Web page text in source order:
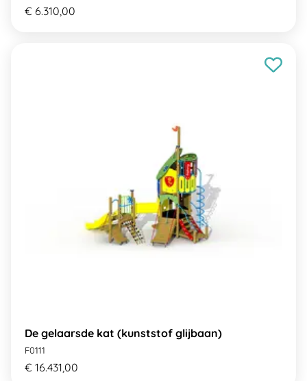
€ 6.310,00
De gelaarsde kat (kunststof glijbaan)
F0111
€ 16.431,00